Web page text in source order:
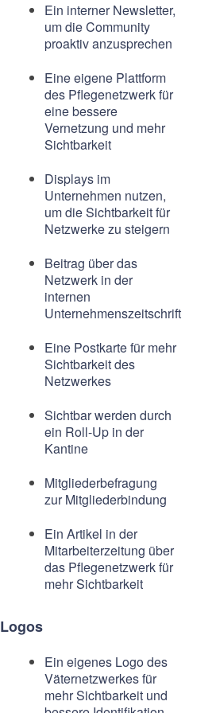
Ein interner Newsletter,
um die Community
proaktiv anzusprechen
Eine eigene Plattform
des Pflegenetzwerk für
eine bessere
Vernetzung und mehr
Sichtbarkeit
Displays im
Unternehmen nutzen,
um die Sichtbarkeit für
Netzwerke zu steigern
Beitrag über das
Netzwerk in der
internen
Unternehmenszeitschrift
Eine Postkarte für mehr
Sichtbarkeit des
Netzwerkes
Sichtbar werden durch
ein Roll-Up in der
Kantine
Mitgliederbefragung
zur Mitgliederbindung
Ein Artikel in der
Mitarbeiterzeitung über
das Pflegenetzwerk für
mehr Sichtbarkeit
Logos
Ein eigenes Logo des
Väternetzwerkes für
mehr Sichtbarkeit und